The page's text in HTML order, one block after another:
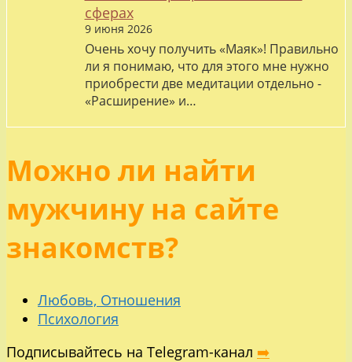
сферах
9 июня 2026
Очень хочу получить «Маяк»! Правильно
ли я понимаю, что для этого мне нужно
приобрести две медитации отдельно -
«Расширение» и…
Можно ли найти
мужчину на сайте
знакомств?
Любовь, Отношения
Психология
Подписывайтесь на Telegram-канал ➡️